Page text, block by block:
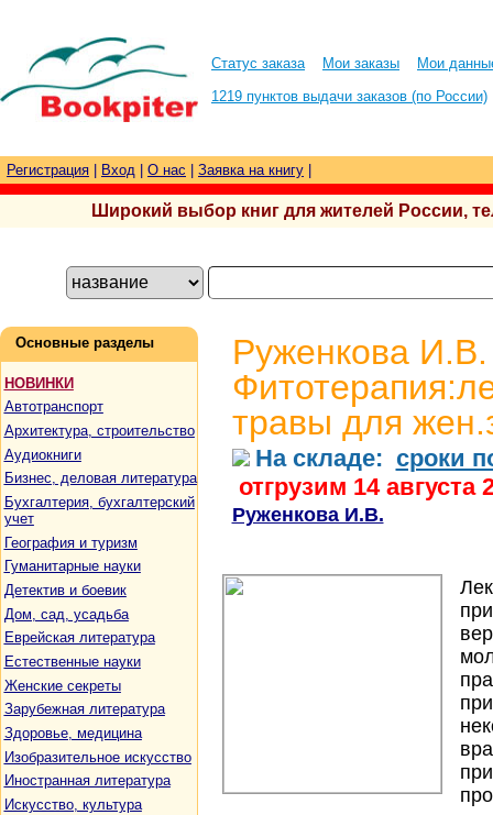
Статус заказа Мои заказы
Мои
1219 пунктов выдачи заказов (по России)
Регистрация Вход О нас Заявка на книгу
Широкий выбор книг для жителей России,
Основные разделы
НОВИНКИ
Автотранспорт
Архитектура, строительство
Аудиокниги
Бизнес, деловая литература
Бухгалтерия, бухгалтерский
учет
География и туризм
Гуманитарные науки
Детектив и боевик
Дом, сад, усадьба
Еврейская литература
Естественные науки
Женские секреты
Зарубежная литература
Здоровье, медицина
Изобразительное искусство
Иностранная литература
Искусство, культура
Руженкова И.В.
травы для
На складе: сроки
отгрузим 14 августа
Руженкова И.В.